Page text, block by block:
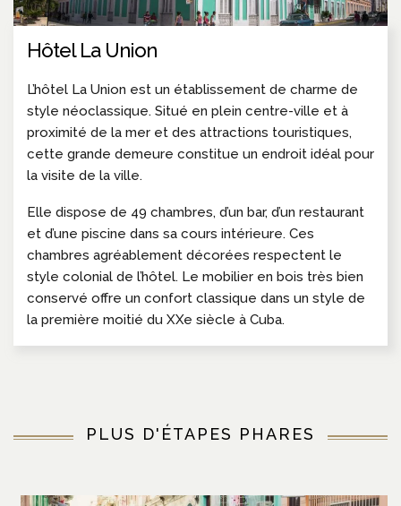
Hôtel La Union
L’hôtel La Union est un établissement de charme de
style néoclassique. Situé en plein centre-ville et à
proximité de la mer et des attractions touristiques,
cette grande demeure constitue un endroit idéal pour
la visite de la ville.
Elle dispose de 49 chambres, d’un bar, d’un restaurant
et d’une piscine dans sa cours intérieure. Ces
chambres agréablement décorées respectent le
style colonial de l’hôtel. Le mobilier en bois très bien
conservé offre un confort classique dans un style de
la première moitié du XXe siècle à Cuba.
PLUS D'ÉTAPES PHARES